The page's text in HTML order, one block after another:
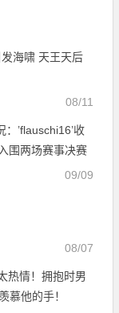
发海啸 天王天后
08/11
’flauschi16’收
围两场赛事决赛
09/09
08/07
热情！拥抱时男
慕他的手！